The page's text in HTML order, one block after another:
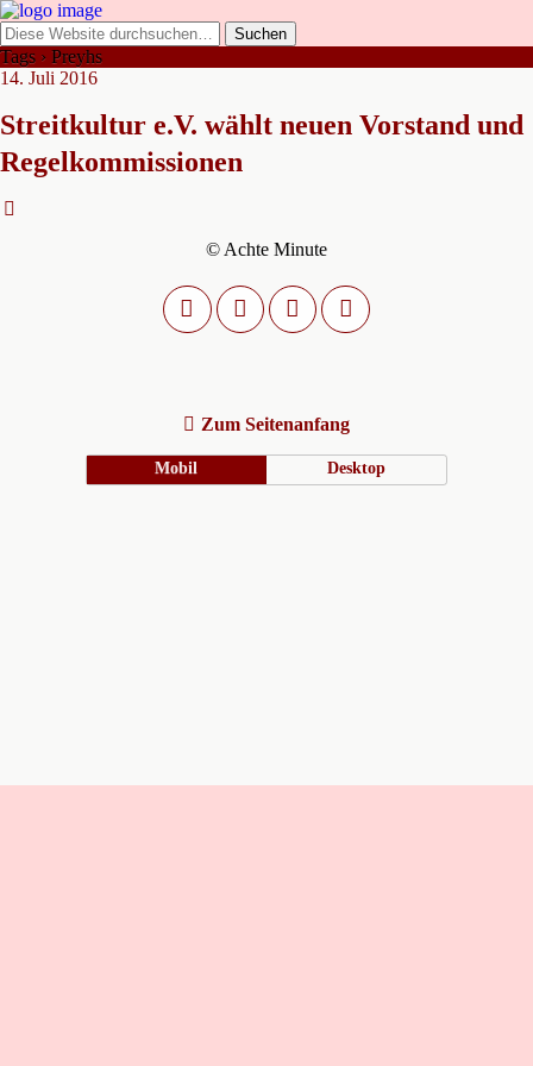
Tags › Preyhs
14. Juli 2016
Streitkultur e.V. wählt neuen Vorstand und
Regelkommissionen
© Achte Minute
Zum Seitenanfang
Mobil Desktop